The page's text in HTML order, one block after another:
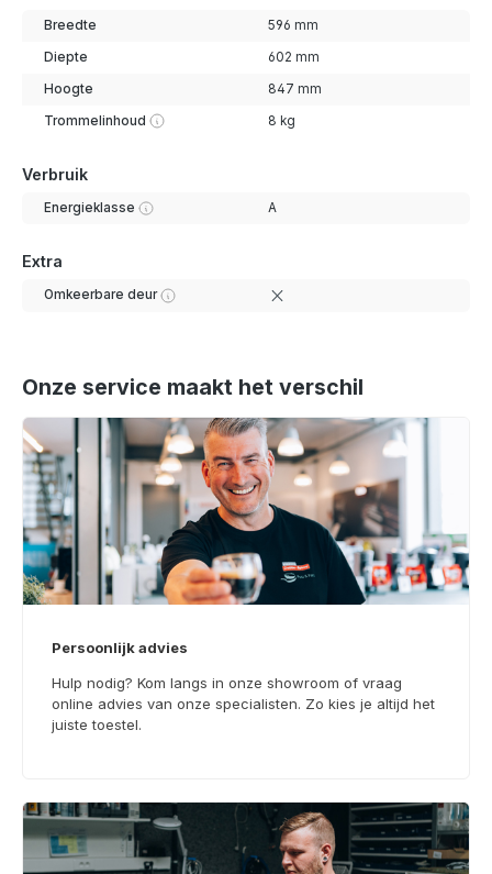
Breedte 596 mm
Diepte 602 mm
Hoogte 847 mm
Trommelinhoud 8 kg
Verbruik
Energieklasse A
Extra
Omkeerbare deur
Onze service maakt het verschil
Persoonlijk advies
Hulp nodig? Kom langs in onze showroom of vraag
online advies van onze specialisten. Zo kies je altijd het
juiste toestel.